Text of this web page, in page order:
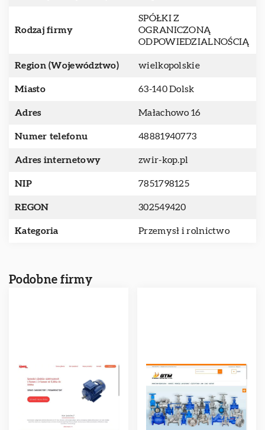
Rodzaj firmy
SPÓŁKI Z
OGRANICZONĄ
ODPOWIEDZIALNOŚCIĄ
Region (Województwo) wielkopolskie
Miasto 63-140 Dolsk
Adres Małachowo 16
Numer telefonu 48881940773
Adres internetowy zwir-kop.pl
NIP 7851798125
REGON 302549420
Kategoria Przemysł i rolnictwo
Podobne firmy